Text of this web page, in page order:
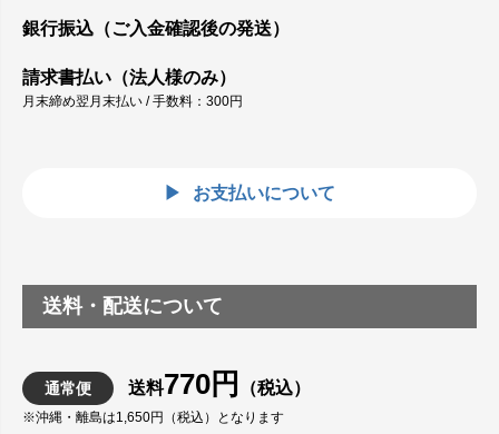
銀行振込（ご入金確認後の発送）
請求書払い（法人様のみ）
月末締め翌月末払い / 手数料：300円
お支払いについて
送料・配送について
通常便 送料770円 （税込）
※沖縄・離島は1,650円（税込）となります